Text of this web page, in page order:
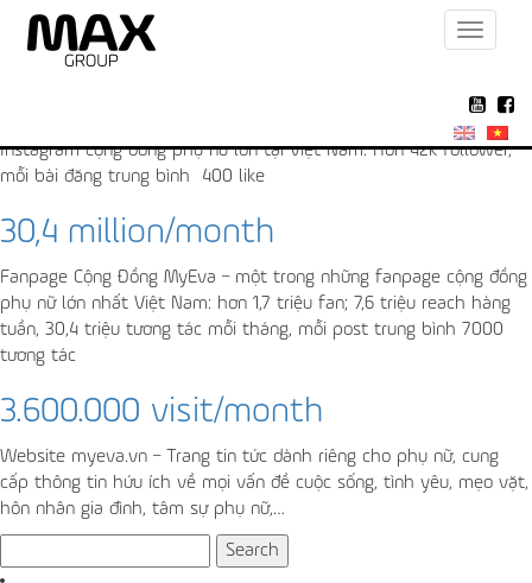
Toggle
Archive for the ‘Myeva’ Category
Instagram cộng đồng phụ nữ lớn tại Việt Nam. Hơn 42k follower,
mỗi bài đăng trung bình 400 like
30,4 million/month
Fanpage Cộng Đồng MyEva – một trong những fanpage cộng đồng
phụ nữ lớn nhất Việt Nam: hơn 1,7 triệu fan; 7,6 triệu reach hàng
tuần, 30,4 triệu tương tác mỗi tháng, mỗi post trung bình 7000
tương tác
3.600.000 visit/month
Website myeva.vn – Trang tin tức dành riêng cho phụ nữ, cung
cấp thông tin hứu ích về mọi vấn đề cuộc sống, tình yêu, mẹo vặt,
hôn nhân gia đình, tâm sự phụ nữ,…
for: